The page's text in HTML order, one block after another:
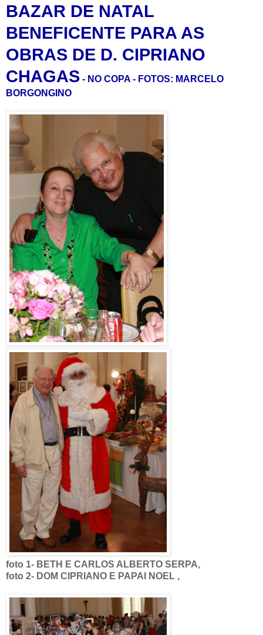
BAZAR DE NATAL
BENEFICENTE PARA AS
OBRAS DE D. CIPRIANO
CHAGAS - NO COPA - FOTOS: MARCELO
BORGONGINO
foto 1- BETH E CARLOS ALBERTO SERPA,
foto 2- DOM CIPRIANO E PAPAI NOEL ,